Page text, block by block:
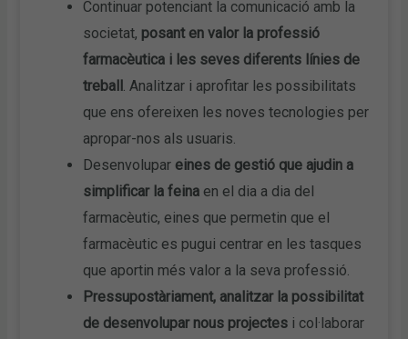
Continuar potenciant la comunicació amb la
societat, posant en valor la professió
farmacèutica i les seves diferents línies de
treball . Analitzar i aprofitar les possibilitats
que ens ofereixen les noves tecnologies per
apropar-nos als usuaris.
Desenvolupar eines de gestió que ajudin a
simplificar la feina en el dia a dia del
farmacèutic, eines que permetin que el
farmacèutic es pugui centrar en les tasques
que aportin més valor a la seva professió.
Pressupostàriament, analitzar la possibilitat
de desenvolupar nous projectes i col·laborar